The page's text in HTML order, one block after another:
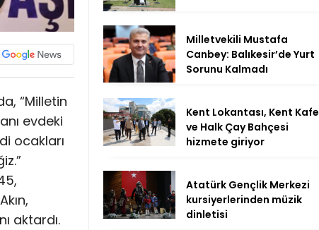
“Milletin
evdeki
ocakları
aktardı.
Milletvekili Mustafa
Canbey: Balıkesir’de Yurt
Sorunu Kalmadı
Kent Lokantası, Kent Kafe
ve Halk Çay Bahçesi
hizmete giriyor
Atatürk Gençlik Merkezi
kursiyerlerinden müzik
dinletisi